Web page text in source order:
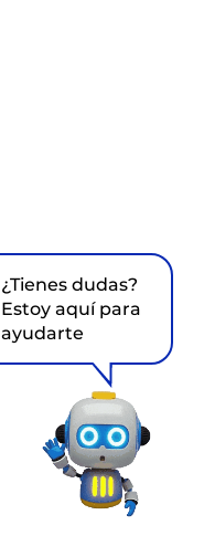
¿Tienes dudas?
Estoy aquí para
ayudarte